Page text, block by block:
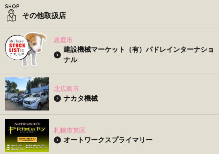
その他取扱店
恵庭市
建設機械マーケット（有）パドレインターナショ
ナル
北広島市
ナカタ機械
札幌市東区
オートワークスプライマリー